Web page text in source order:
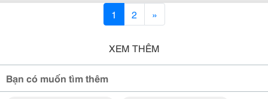
1 2 »
XEM THÊM
Bạn có muốn tìm thêm